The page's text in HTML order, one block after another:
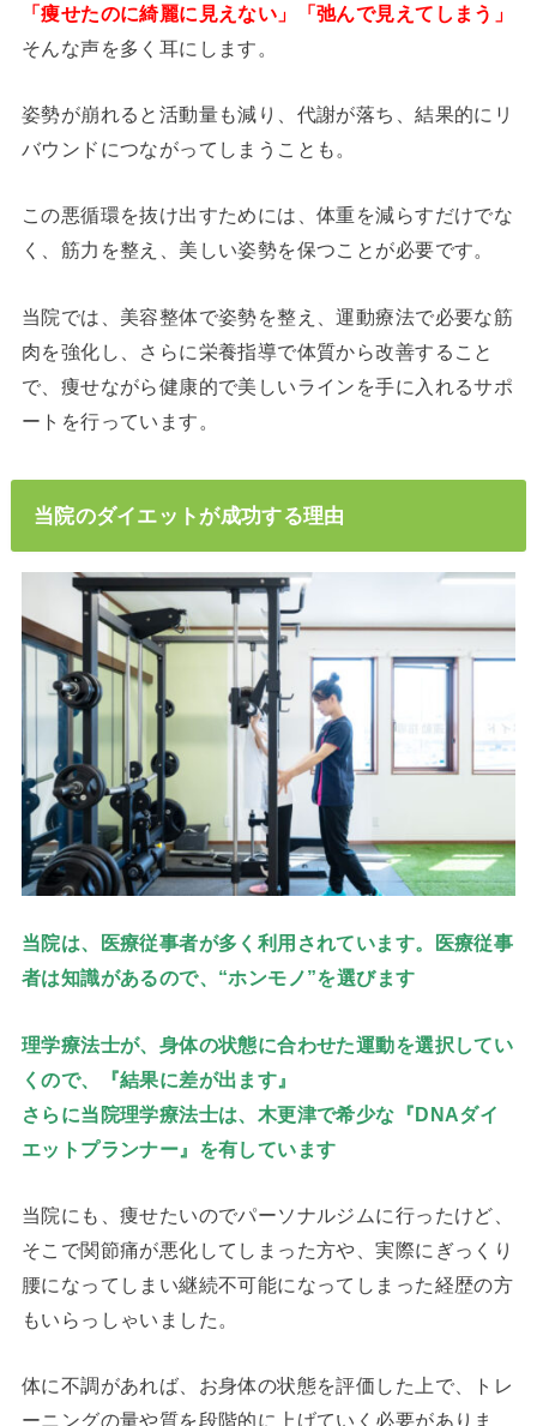
「痩せたのに綺麗に見えない」「弛んで見えてしまう」
そんな声を多く耳にします。
姿勢が崩れると活動量も減り、代謝が落ち、結果的にリ
バウンドにつながってしまうことも。
この悪循環を抜け出すためには、体重を減らすだけでな
く、筋力を整え、美しい姿勢を保つことが必要です。
当院では、美容整体で姿勢を整え、運動療法で必要な筋
肉を強化し、さらに栄養指導で体質から改善すること
で、痩せながら健康的で美しいラインを手に入れるサポ
ートを行っています。
当院のダイエットが成功する理由
当院は、医療従事者が多く利用されています。医療従事
者は知識があるので、“ホンモノ”を選びます
理学療法士が、身体の状態に合わせた運動を選択してい
くので、『結果に差が出ます』
さらに当院理学療法士は、木更津で希少な『DNAダイ
エットプランナー』を有しています
当院にも、痩せたいのでパーソナルジムに行ったけど、
そこで関節痛が悪化してしまった方や、実際にぎっくり
腰になってしまい継続不可能になってしまった経歴の方
もいらっしゃいました。
体に不調があれば、お身体の状態を評価した上で、トレ
ーニングの量や質を段階的に上げていく必要がありま